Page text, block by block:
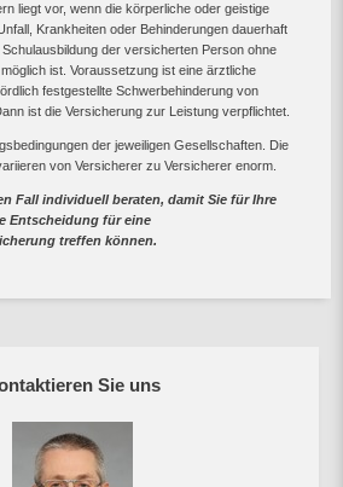
Sie uns
liegt vor, wenn die körperliche oder geistige
Krankheiten oder Behinderungen dauerhaft
der versicherten Person ohne
ist. Voraussetzung ist eine ärztliche
festgestellte Schwerbehinderung von
ist die Versicherung zur Leistung verpflichtet.
der jeweiligen Gesellschaften. Die
von Versicherer zu Versicherer enorm.
Fall individuell beraten, damit Sie für Ihre
Entscheidung für eine
treffen können.